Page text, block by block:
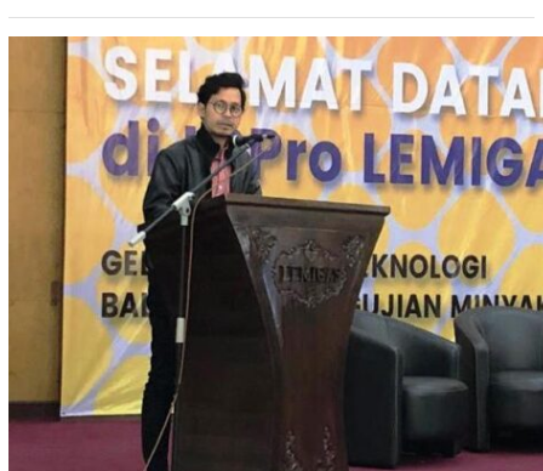
(PSC) wilayah kerja Amanah. Blok migas ini merupakan
hasil lelang blok migas tahap pertama tahun 2024 yang
diselenggarakan oleh Kementerian Energi dan Sumber
Daya Mineral. Penandatangan PSC baru tersebut…